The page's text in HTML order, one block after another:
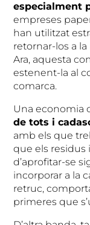
especialment
empreses
han utilitzat
retornar-los a
Ara, aquesta
estenent-la al
comarca.
Una economia
de tots i
amb els que
que els residus
d’aprofitar-se
incorporar a la
retruc,
primeres que